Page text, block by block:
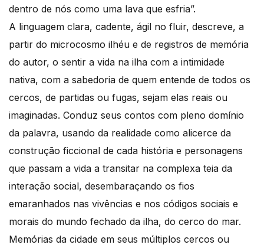
dentro de nós como uma lava que esfria”.
A linguagem clara, cadente, ágil no fluir, descreve, a
partir do microcosmo ilhéu e de registros de memória
do autor, o sentir a vida na ilha com a intimidade
nativa, com a sabedoria de quem entende de todos os
cercos, de partidas ou fugas, sejam elas reais ou
imaginadas. Conduz seus contos com pleno domínio
da palavra, usando da realidade como alicerce da
construção ficcional de cada história e personagens
que passam a vida a transitar na complexa teia da
interação social, desembaraçando os fios
emaranhados nas vivências e nos códigos sociais e
morais do mundo fechado da ilha, do cerco do mar.
Memórias da cidade em seus múltiplos cercos ou